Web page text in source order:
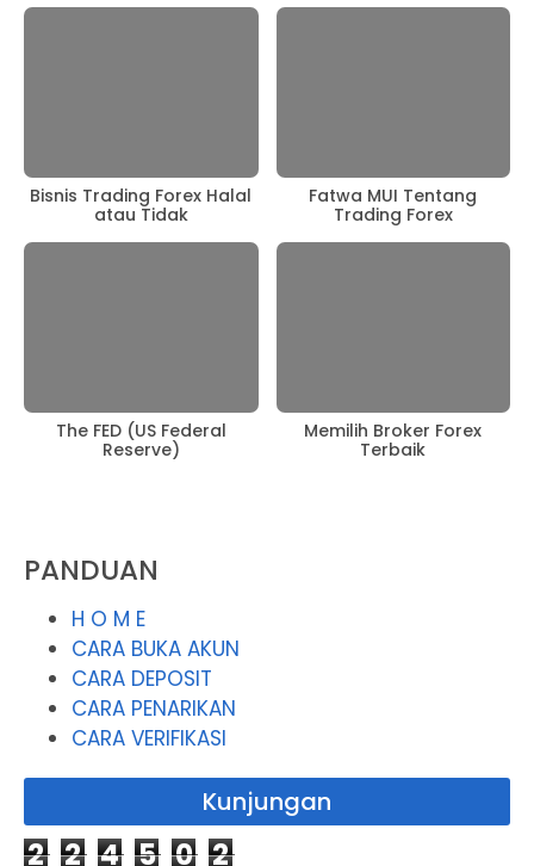
Bisnis Trading Forex Halal
atau Tidak
Fatwa MUI Tentang
Trading Forex
The FED (US Federal
Reserve)
Memilih Broker Forex
Terbaik
PANDUAN
H O M E
CARA BUKA AKUN
CARA DEPOSIT
CARA PENARIKAN
CARA VERIFIKASI
Kunjungan
2 2 4 5 0 2